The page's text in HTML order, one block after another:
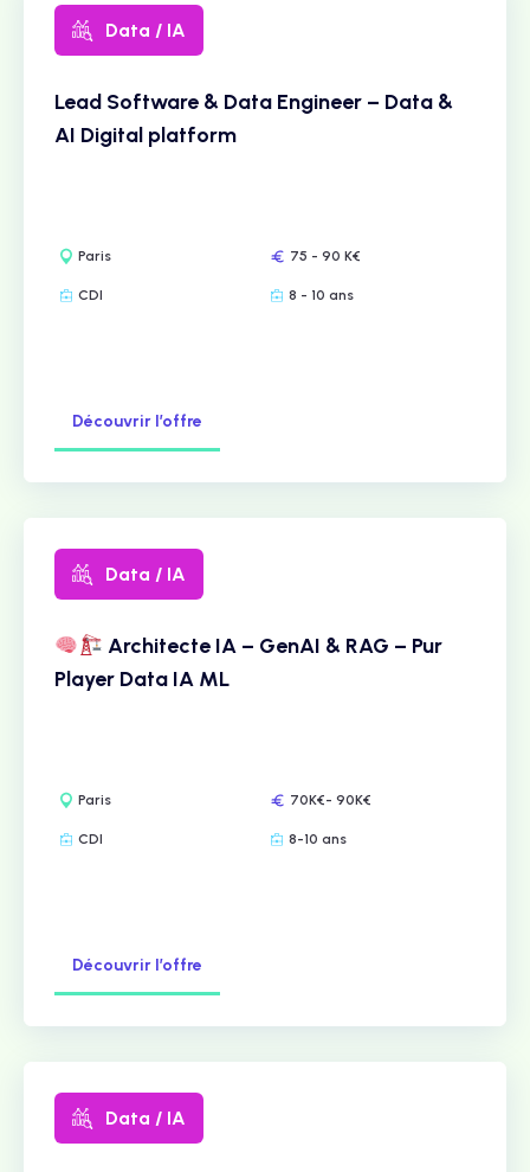
Data / IA
Lead Software & Data Engineer – Data &
AI Digital platform
Paris 75 - 90 K€
CDI 8 - 10 ans
Découvrir l’offre
Data / IA
Architecte IA – GenAI & RAG – Pur
Player Data IA ML
Paris 70K€- 90K€
CDI 8-10 ans
Découvrir l’offre
Data / IA